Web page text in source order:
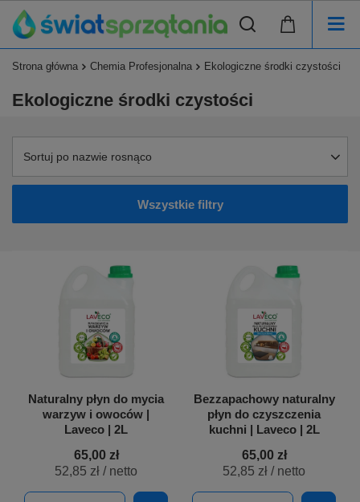
Strona główna Chemia Profesjonalna Ekologiczne środki czystości
Ekologiczne środki czystości
Sortuj po nazwie rosnąco
Wszystkie filtry
Naturalny płyn do mycia
warzyw i owoców |
Laveco | 2L
65,00 zł
52,85 zł / netto
Bezzapachowy naturalny
płyn do czyszczenia
kuchni | Laveco | 2L
65,00 zł
52,85 zł / netto